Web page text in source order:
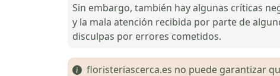
Sin embargo, también hay algunas críticas
y la mala atención recibida por parte de
disculpas por errores cometidos.
floristeriascerca.es no puede garantizar